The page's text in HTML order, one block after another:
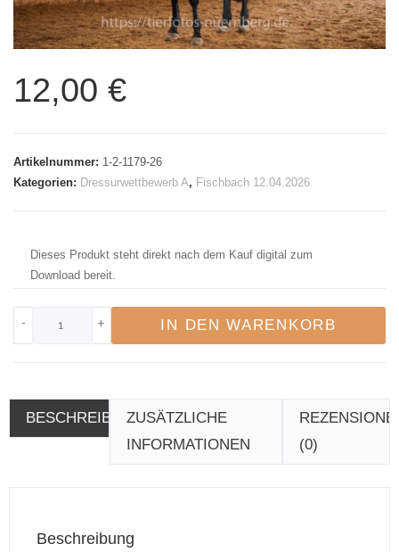
12,00 €
Artikelnummer: 1-2-1179-26
Kategorien: Dressurwettbewerb A, Fischbach 12.04.2026
Dieses Produkt steht direkt nach dem Kauf digital zum
Download bereit.
- + IN DEN WARENKORB
BESCHREIBUNGZUSÄTZLICHE
INFORMATIONEN
(0)
Beschreibung